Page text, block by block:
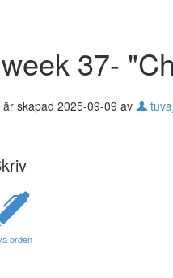
37-
skapad 2025-09-09 av
orden